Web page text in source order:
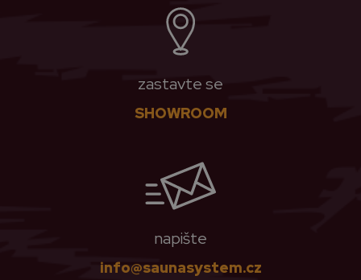
zastavte se
SHOWROOM
napište
info@saunasystem.cz